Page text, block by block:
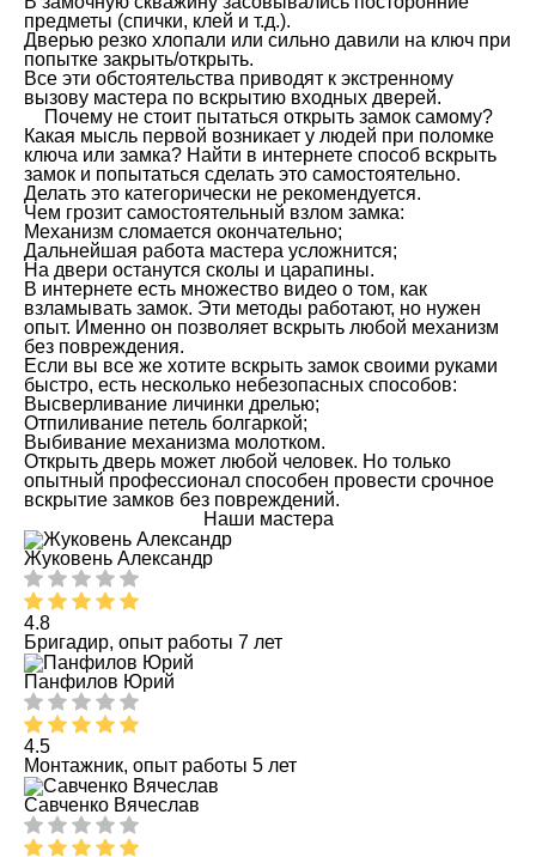
предметы (спички, клей и т.д.).
Дверью резко хлопали или сильно давили на ключ при
попытке закрыть/открыть.
Все эти обстоятельства приводят к экстренному
вызову мастера по вскрытию входных дверей.
Почему не стоит пытаться открыть замок самому?
Какая мысль первой возникает у людей при поломке
ключа или замка? Найти в интернете способ вскрыть
замок и попытаться сделать это самостоятельно.
Делать это категорически не рекомендуется.
Чем грозит самостоятельный взлом замка:
Механизм сломается окончательно;
Дальнейшая работа мастера усложнится;
На двери останутся сколы и царапины.
В интернете есть множество видео о том, как
взламывать замок. Эти методы работают, но нужен
опыт. Именно он позволяет вскрыть любой механизм
без повреждения.
Если вы все же хотите вскрыть замок своими руками
быстро, есть несколько небезопасных способов:
Высверливание личинки дрелью;
Отпиливание петель болгаркой;
Выбивание механизма молотком.
Открыть дверь может любой человек. Но только
опытный профессионал способен провести срочное
вскрытие замков без повреждений.
Наши мастера
Жуковень Александр
4.8
Бригадир, опыт работы 7 лет
Панфилов Юрий
4.5
Монтажник, опыт работы 5 лет
Савченко Вячеслав